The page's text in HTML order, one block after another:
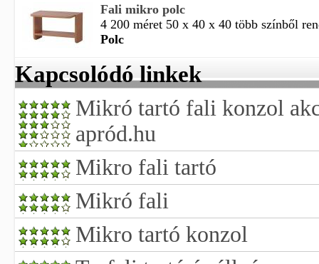
Fali mikro polc
4 200 méret 50 x 40 x 40 több színből
Polc
Kapcsolódó linkek
Mikró tartó fali konzol
apród.hu
Mikro fali tartó
Mikró fali
Mikro tartó konzol